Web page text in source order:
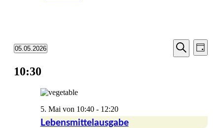
Veranstaltungen
5.
Such-
Suche
Tag
05.05.2026
wählen.
10:30
Lebensmittelausgabe
5. Mai von 10:40- 12:20